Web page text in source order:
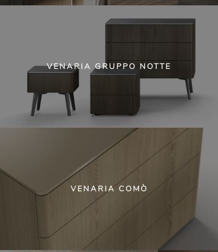
VENARIA GRUPPO NOTTE
VENARIA COMÒ